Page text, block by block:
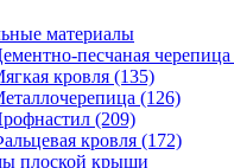
материалы
песчаная черепица
кровля (135)
(126)
(209)
кровля (172)
плоской крыши